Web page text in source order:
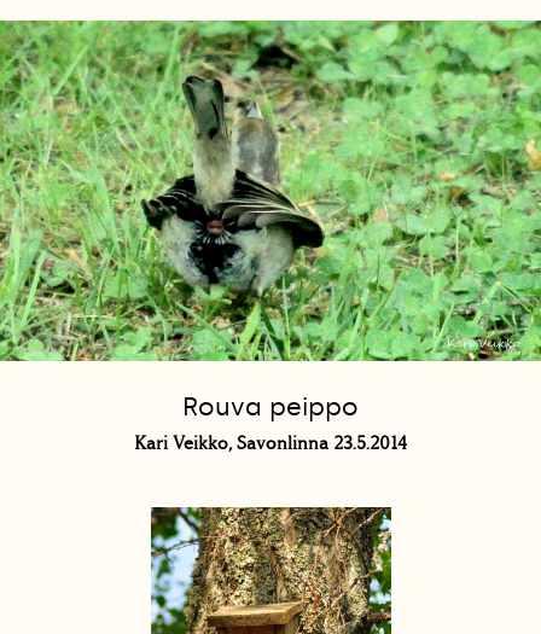
Rouva peippo
Kari Veikko, Savonlinna 23.5.2014